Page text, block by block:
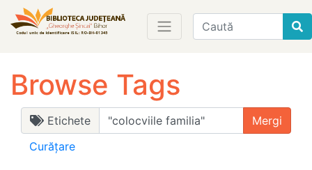
Find
Browse Tags
Etichete
Curățare